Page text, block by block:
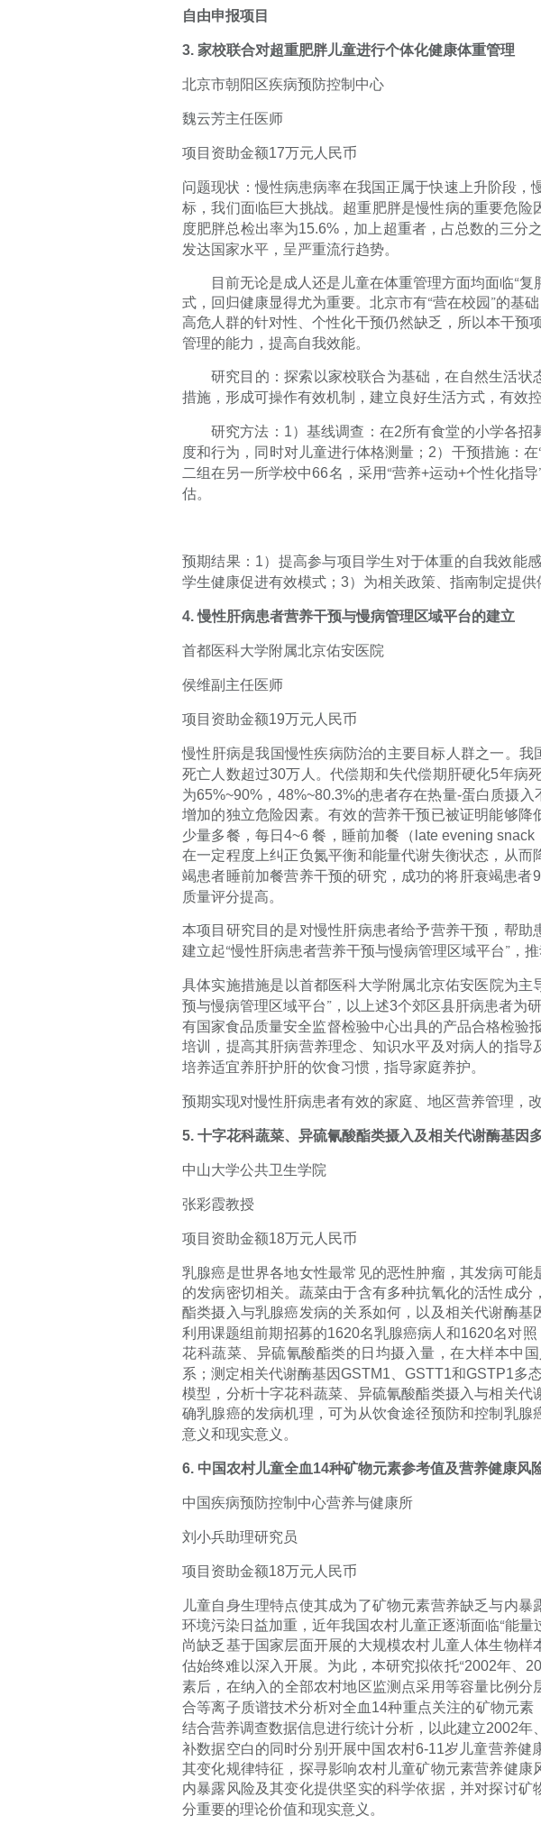
自由申报项目
3. 家校联合对超重肥胖儿童进行个体化健康体重管理
北京市朝阳区疾病预防控制中心
魏云芳主任医师
项目资助金额17万元人民币
问题现状：慢性病患病率在我国正属于快速上升阶段
标，我们面临巨大挑战。超重肥胖是慢性病的重要危险
度肥胖总检出率为15.6% ，加上超重者，占总数的三分
发达国家水平，呈严重流行趋势。
目前无论是成人还是儿童在体重管理方面均面临“
式，回归健康显得尤为重要。北京市有“营在校园”的基
高危人群的针对性、个性化干预仍然缺乏，所以本干
管理的能力，提高自我效能。
研究目的：探索以家校联合为基础，在自然生活
措施，形成可操作有效机制，建立良好生活方式，有效
研究方法： 1）基线调查：在2所有食堂的小学各招
度和行为，同时对儿童进行体格测量；2）干预措施：
二组在另一所学校中66名，采用“营养+运动+个性化指导
估。
预期结果： 1）提高参与项目学生对于体重的自我效能
学生健康促进有效模式； 3）为相关政策、指南制定提供
4. 慢性肝病患者营养干预与慢病管理区域平台的建立
首都医科大学附属北京佑安医院
侯维副主任医师
项目资助金额19万元人民币
慢性肝病是我国慢性疾病防治的主要目标人群之一。我
死亡人数超过30万人。代偿期和失代偿期肝硬化5年病
为65%~90% ， 48%~80.3%的患者存在热量-蛋白质摄入
增加的独立危险因素。有效的营养干预已被证明能够
少量多餐，每日4~6餐，睡前加餐（ late evening snack
在一定程度上纠正负氮平衡和能量代谢失衡状态，从
竭患者睡前加餐营养干预的研究，成功的将肝衰竭患者
质量评分提高。
本项目研究目的是对慢性肝病患者给予营养干预，帮
建立起“慢性肝病患者营养干预与慢病管理区域平台”，
具体实施措施是以首都医科大学附属北京佑安医院为主
预与慢病管理区域平台”，以上述3个郊区县肝病患者为
有国家食品质量安全监督检验中心出具的产品合格检验
培训，提高其肝病营养理念、知识水平及对病人的指
培养适宜养肝护肝的饮食习惯，指导家庭养护。
预期实现对慢性肝病患者有效的家庭、地区营养管理，
5. 十字花科蔬菜、异硫氰酸酯类摄入及相关代谢酶基因
中山大学公共卫生学院
张彩霞教授
项目资助金额18万元人民币
乳腺癌是世界各地女性最常见的恶性肿瘤，其发病可
的发病密切相关。蔬菜由于含有多种抗氧化的活性成
酯类摄入与乳腺癌发病的关系如何，以及相关代谢酶
利用课题组前期招募的1620名乳腺癌病人和1620名对照
花科蔬菜、异硫氰酸酯类的日均摄入量，在大样本中
系；测定相关代谢酶基因GSTM1、GSTT1和GSTP1多
模型，分析十字花科蔬菜、异硫氰酸酯类摄入与相关
确乳腺癌的发病机理，可为从饮食途径预防和控制乳
意义和现实意义。
6. 中国农村儿童全血14种矿物元素参考值及营养健康风
中国疾病预防控制中心营养与健康所
刘小兵助理研究员
项目资助金额18万元人民币
儿童自身生理特点使其成为了矿物元素营养缺乏与内
环境污染日益加重，近年我国农村儿童正逐渐面临“能
尚缺乏基于国家层面开展的大规模农村儿童人体生物
估始终难以深入开展。为此，本研究拟依托“2002年、
素后，在纳入的全部农村地区监测点采用等容量比例分
合等离子质谱技术分析对全血14种重点关注的矿物元素
结合营养调查数据信息进行统计分析，以此建立2002年、
补数据空白的同时分别开展中国农村6-11岁儿童营养健
其变化规律特征，探寻影响农村儿童矿物元素营养健
内暴露风险及其变化提供坚实的科学依据，并对探讨
分重要的理论价值和现实意义。